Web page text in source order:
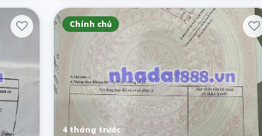
Chính chủ
4 tháng trước